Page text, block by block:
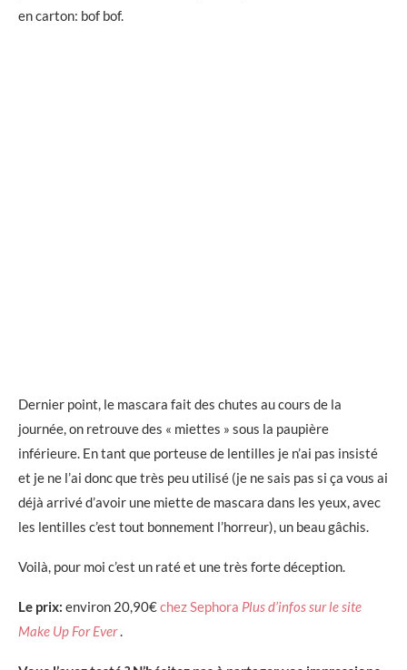
en carton: bof bof.
Dernier point, le mascara fait des chutes au cours de la
journée, on retrouve des « miettes » sous la paupière
inférieure. En tant que porteuse de lentilles je n’ai pas insisté
et je ne l’ai donc que très peu utilisé (je ne sais pas si ça vous ai
déjà arrivé d’avoir une miette de mascara dans les yeux, avec
les lentilles c’est tout bonnement l’horreur), un beau gâchis.
Voilà, pour moi c’est un raté et une très forte déception.
Le prix: environ 20,90€chez Sephora Plus d’infos sur le site
Make Up For Ever.